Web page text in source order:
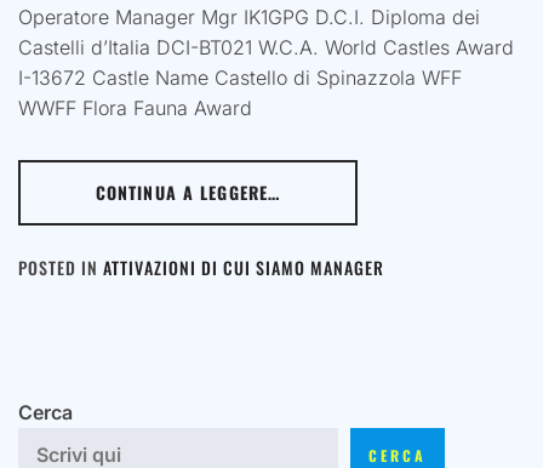
Operatore Manager Mgr IK1GPG D.C.I. Diploma dei
Castelli d’Italia DCI-BT021 W.C.A. World Castles Award
I-13672 Castle Name Castello di Spinazzola WFF
WWFF Flora Fauna Award
CONTINUA A LEGGERE…
POSTED IN ATTIVAZIONI DI CUI SIAMO MANAGER
Cerca
CERCA